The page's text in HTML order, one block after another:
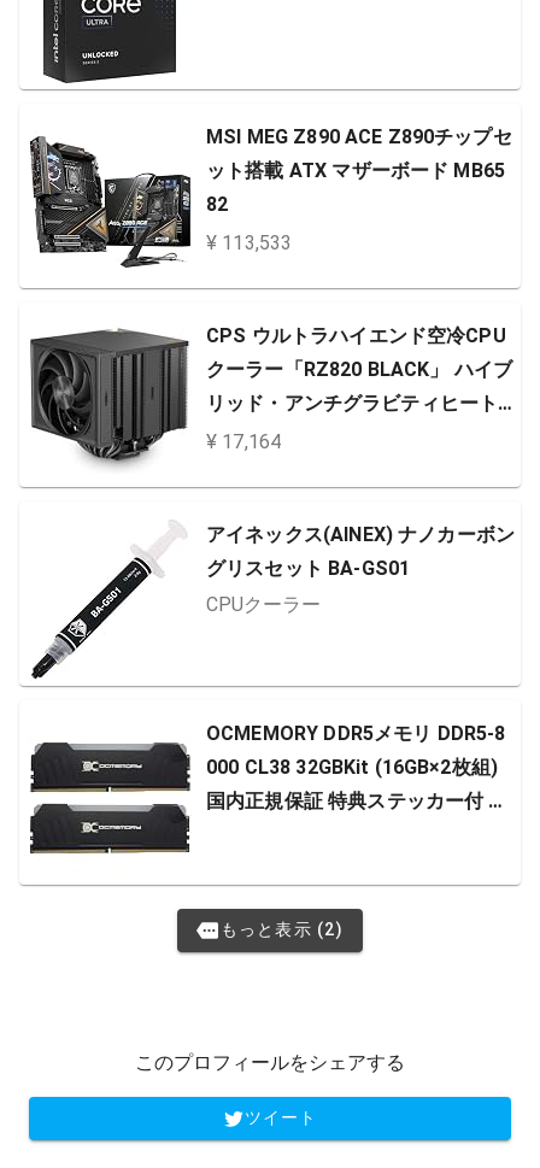
MSI MEG Z890 ACE Z890チップセ
ット搭載 ATX マザーボード MB65
82
¥ 113,533
CPS ウルトラハイエンド空冷CPU
クーラー「RZ820 BLACK」 ハイブ
リッド・アンチグラビティヒート
パイプ 高性能FDBファン ARGBラ
¥ 17,164
アイネックス(AINEX) ナノカーボン
グリスセット BA-GS01
CPUクーラー
OCMEMORY DDR5メモリ DDR5-8
000 CL38 32GBKit (16GB×2枚組)
国内正規保証 特典ステッカー付 O
もっと表示 (2)
このプロフィールをシェアする
ツイート